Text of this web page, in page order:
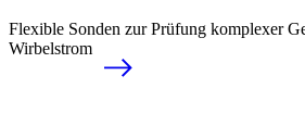
Flexible Sonden zur Prüfung komplexer
Wirbelstrom